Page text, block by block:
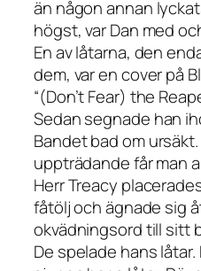
än någon annan
högst, var Dan med
En av låtarna, den
dem, var en cover på
“(Don’t Fear) the
Sedan segnade han
Bandet bad om ursäkt.
uppträdande får man
Herr Treacy
fåtölj och ägnade sig
okvädningsord till sitt
De spelade hans